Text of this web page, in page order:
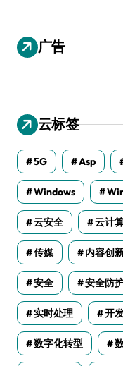
广告
云标签
5G Asp
Windows
云安全 云计
传媒 内容创
安全 安全防
实时处理 开
数字化转型